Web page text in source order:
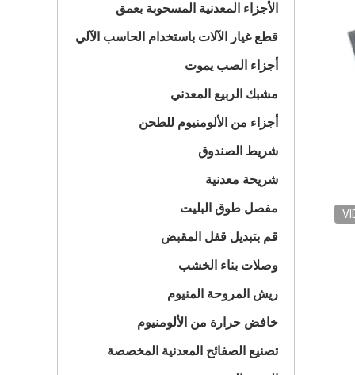
الأجزاء المعدنية المسحوبة بعمق
قطع غيار الآلات باستخدام الحاسب الآلي
أجزاء الصب يموت
مشبك الربيع المعدني
أجزاء من الألومنيوم للطحن
شريط الصندوق
شريحة معدنية
مفصل طوق البليت
قم بتبديل قفل المقبض
وصلات بناء الخشب
ريش المروحة المنيوم
خافض حرارة من الألومنيوم
تصنيع الصفائح المعدنية المخصصة